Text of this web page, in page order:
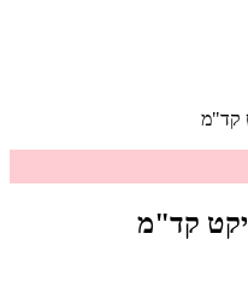
קד"מ
קד"מ